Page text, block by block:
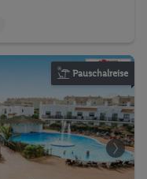
Pauschalreise